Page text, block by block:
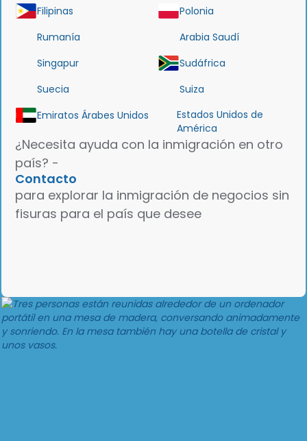
Filipinas
Polonia
Rumanía
Arabia Saudí
Singapur
Sudáfrica
Suecia
Suiza
Emiratos Árabes Unidos
Estados Unidos de
América
¿Necesita ayuda con la inmigración en otro
país? -
Contacto
para explorar la inmigración de negocios sin
fisuras para el país que desee